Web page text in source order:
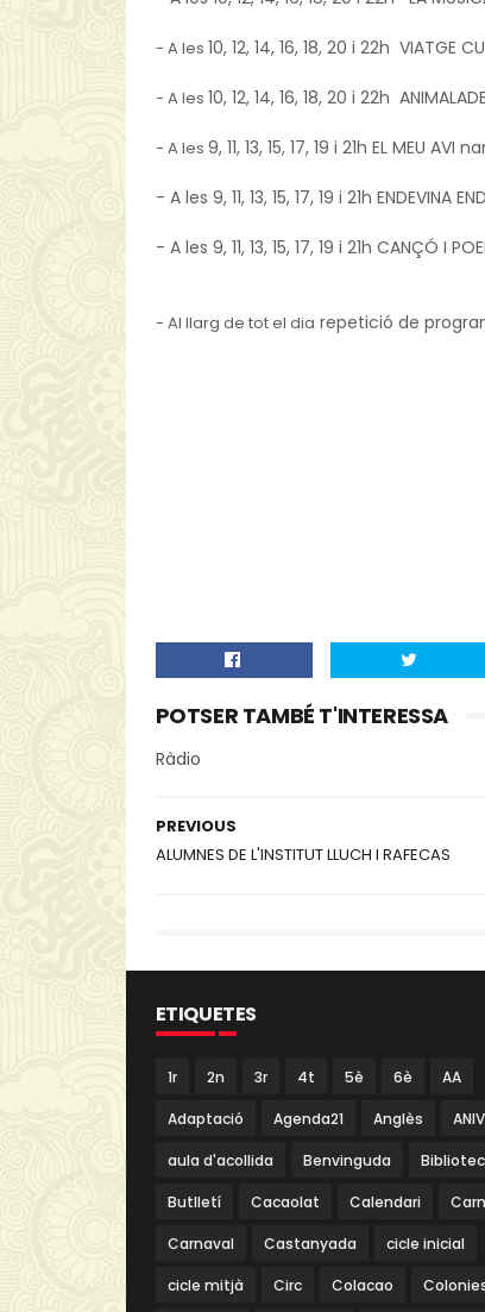
- A les 10, 12, 14, 16, 18, 20 i 22h VIATGE
- A les 10, 12, 14, 16, 18, 20 i 22h
- A les 9, 11, 13, 15, 17, 19 i 21h EL MEU
- A les 9, 11, 13, 15, 17, 19 i 21h ENDEVINA
- A les 9, 11, 13, 15, 17, 19 i 21h CANÇÓ I
- Al llarg de tot el dia repetició de
POTSER TAMBÉ T'INTERESSA
Ràdio
PREVIOUS
ALUMNES DE L'INSTITUT LLUCH I RAFECAS
ETIQUETES
1r 2n 3r 4t 5è 6è AA
Adaptació Agenda21 Anglès
aula d'acollida Benvinguda
Butlletí Cacaolat Calendari
Carnaval Castanyada cicle inicial
cicle mitjà Circ Colacao